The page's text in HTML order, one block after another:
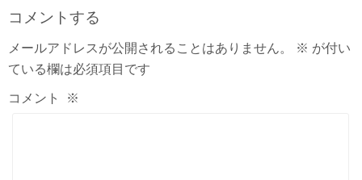
コメントする
メールアドレスが公開されることはありません。 ※ が付い
ている欄は必須項目です
コメント ※